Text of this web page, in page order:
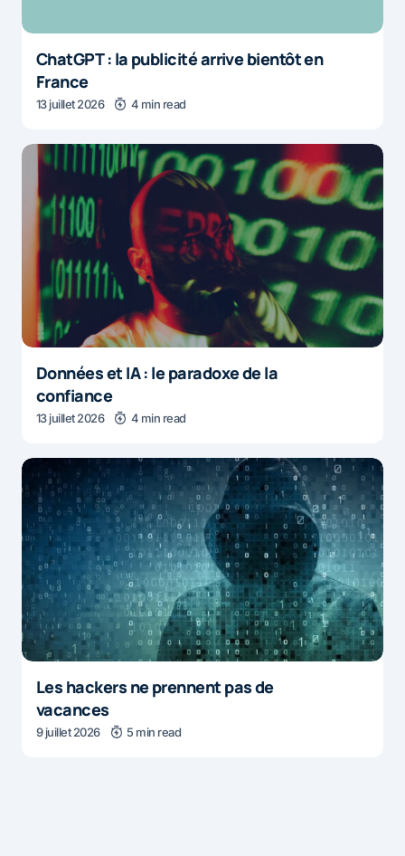
ChatGPT : la publicité arrive bientôt en
France
13 juillet 2026 4 min read
Données et IA : le paradoxe de la
confiance
13 juillet 2026 4 min read
Les hackers ne prennent pas de
vacances
9 juillet 2026 5 min read